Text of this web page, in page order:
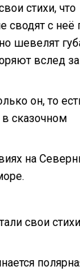
стихи, что
сводят с неё
шевелят
вслед за
он, то
сказочном
на
свои